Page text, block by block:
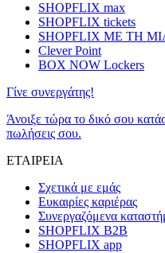
SHOPFLIX max
SHOPFLIX tickets
SHOPFLIX ΜΕ ΤΗ
Clever Point
BOX NOW Lockers
Γίνε συνεργάτης!
Άνοιξε τώρα το δικό σου
πωλήσεις σου.
ΕΤΑΙΡΕΙΑ
Σχετικά με εμάς
Ευκαιρίες καριέρας
Συνεργαζόμενα
SHOPFLIX B2B
SHOPFLIX app